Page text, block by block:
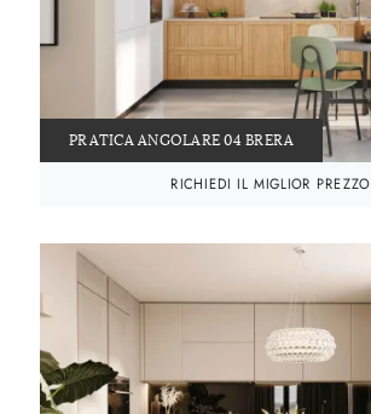
PRATICA ANGOLARE 04 BRERA
RICHIEDI IL MIGLIOR PREZZO